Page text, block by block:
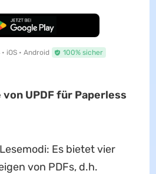
Download
iOS • Android 100% sicher
UPDF für Paperless
Es bietet vier
von PDFs, d.h.